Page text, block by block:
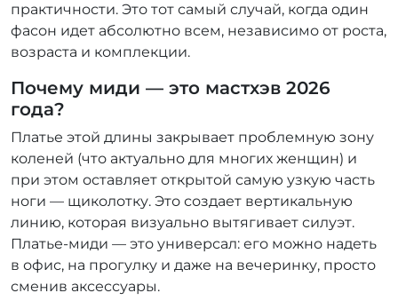
практичности. Это тот самый случай, когда один
фасон идет абсолютно всем, независимо от роста,
возраста и комплекции.
Почему миди — это мастхэв 2026
года?
Платье этой длины закрывает проблемную зону
коленей (что актуально для многих женщин) и
при этом оставляет открытой самую узкую часть
ноги — щиколотку. Это создает вертикальную
линию, которая визуально вытягивает силуэт.
Платье-миди — это универсал: его можно надеть
в офис, на прогулку и даже на вечеринку, просто
сменив аксессуары.